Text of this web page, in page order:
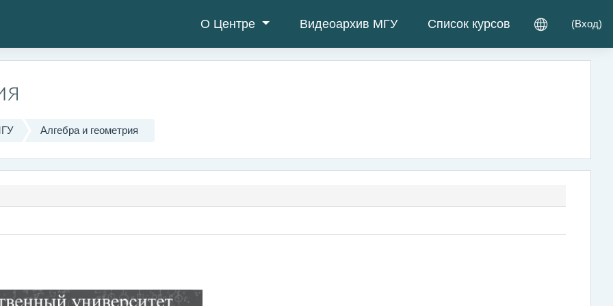
О Центре Видеоархив МГУ Список курсов (Вход)
Алгебра и геометрия